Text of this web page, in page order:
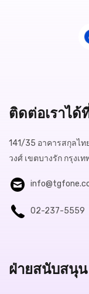
ติดต่อเราได้
141/35 อาคารสกุลไท
วงศ์ เขตบางรัก กรุงเ
02-237-5559
ฝ่ายสนับสนุน